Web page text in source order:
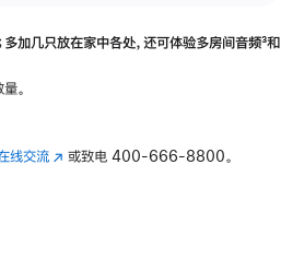
多加几只放在家中各处，还可体验多‍房‍间音频脚
³和
。
线交流(在 或致电 400-666-8800。